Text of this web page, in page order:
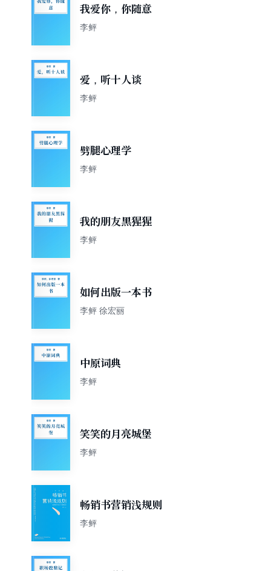
我爱你，你随意
李鲆
爱，听十人谈
李鲆
劈腿心理学
李鲆
我的朋友黑猩猩
李鲆
如何出版一本书
李鲆 徐宏丽
中原词典
李鲆
笑笑的月亮城堡
李鲆
畅销书营销浅规则
李鲆